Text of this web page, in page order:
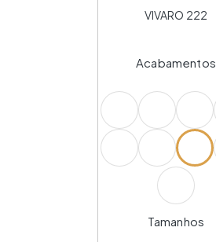
VIVARO 222
Acabamentos
Tamanhos